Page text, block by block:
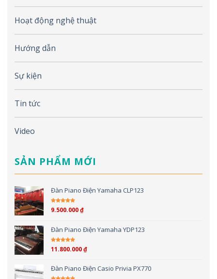
Hoạt động nghệ thuật
Hướng dẫn
Sự kiện
Tin tức
Video
SẢN PHẨM MỚI
Đàn Piano Điện Yamaha CLP123
Được xếp hạng
9.500.000₫
Đàn Piano Điện Yamaha YDP123
Được xếp hạng
11.800.000₫
Đàn Piano Điện Casio Privia PX770